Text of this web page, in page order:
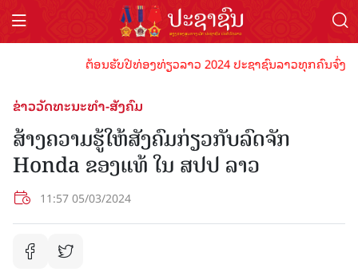
ຕ້ອນຮັບປີທ່ອງທ່ຽວລາວ 2024 ປະຊາຊົນລາວທຸກຄົນຈົ່ງພ້
ຂ່າວວັດທະນະທຳ-ສັງຄົມ
ສ້າງຄວາມຮູ້ໃຫ້ສັງຄົມກ່ຽວກັບລົດຈັກ
Honda ຂອງແທ້ ໃນ ສປປ ລາວ
11:57 05/03/2024